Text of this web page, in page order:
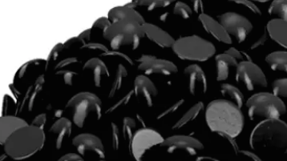
25 recenzii| Adăugați recenzia dvs.
Cod produs: EDF123
În stoc